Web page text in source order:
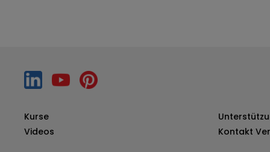
Kurse
Videos
Kontakt